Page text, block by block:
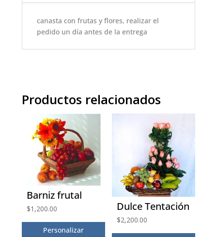
canasta con frutas y flores, realizar el
pedido un día antes de la entrega
Productos relacionados
Barniz frutal
$1,200.00
Personalizar
Dulce Tentación
$2,200.00